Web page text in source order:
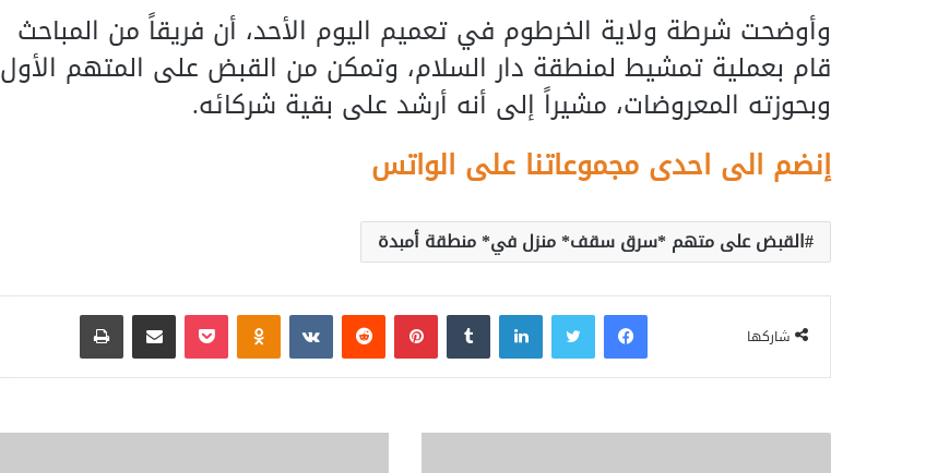
وأوضحت شرطة ولاية الخرطوم في تعميم اليوم الأحد، أن فريقاً من المباحث
قام بعملية تمشيط لمنطقة دار السلام، وتمكن من القبض على المتهم الأول
وبحوزته المعروضات، مشيراً إلى أنه أرشد على بقية شركائه.
إنضم الى احدى مجموعاتنا على الواتس
القبض على متهم *سرق سقف* منزل في* منطقة أمبدة
شاركها
فيسبوك لينكدإن بينتيريست بوكيت